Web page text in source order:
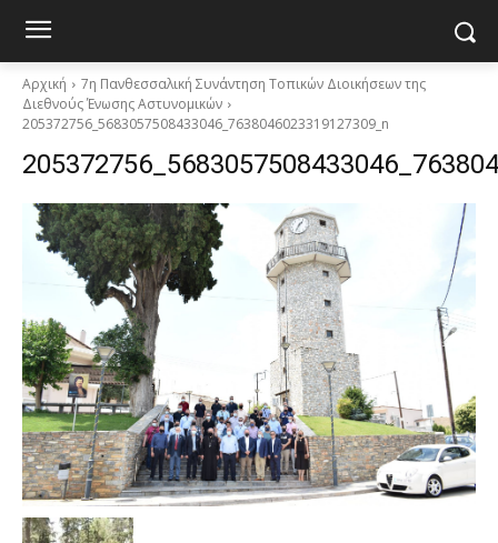
Αρχική
7η Πανθεσσαλική Συνάντηση Τοπικών Διοικήσεων της
Διεθνούς Ένωσης Αστυνομικών
205372756_5683057508433046_7638046023319127309_n